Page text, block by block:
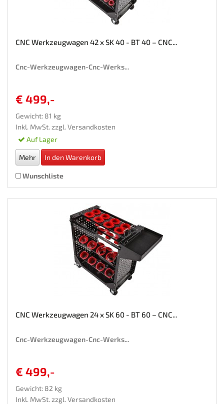
CNC Werkzeugwagen 42 x SK 40 - BT 40 – CNC...
Cnc-Werkzeugwagen-Cnc-Werks...
€ 499,-
Gewicht: 81 kg
Inkl. MwSt. zzgl. Versandkosten
Auf Lager
Mehr In den Warenkorb
Wunschliste
CNC Werkzeugwagen 24 x SK 60 - BT 60 – CNC...
Cnc-Werkzeugwagen-Cnc-Werks...
€ 499,-
Gewicht: 82 kg
Inkl. MwSt. zzgl. Versandkosten